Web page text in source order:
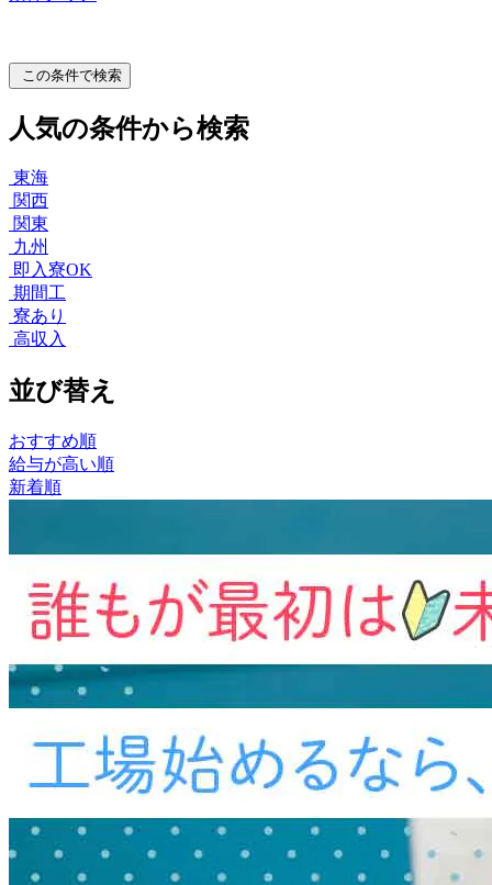
この条件で検索
人気の条件から検索
東海
関西
関東
九州
即入寮OK
期間工
寮あり
高収入
並び替え
おすすめ順
給与が高い順
新着順